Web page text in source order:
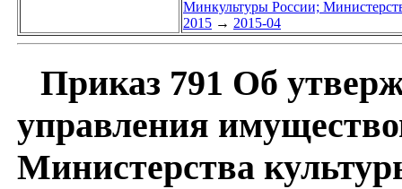
Минкультуры России;
2015 → 2015-04
Приказ 791 Об
управления
Министерства